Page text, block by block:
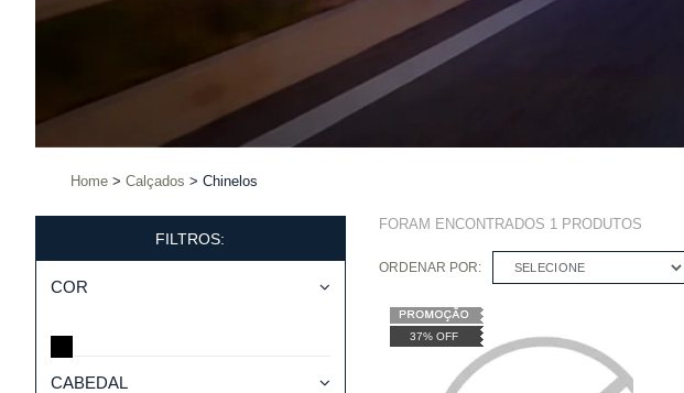
Home Calçados Chinelos
FILTROS:
COR
CABEDAL
FORAM ENCONTRADOS 1PRODUTOS
ORDENAR POR: SELECIONE
37% OFF